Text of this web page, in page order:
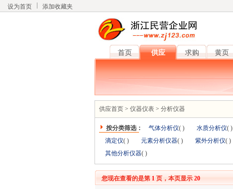
设为首页 添加收藏夹
首页 供应 求购 黄页
供应首页 > 仪器仪表 > 分析仪器
按分类筛选： 气体分析仪( ) 水质分析仪( )
滴定仪( ) 元素分析仪器( ) 紫外分析仪( )
其他分析仪器( )
您现在查看的是第 1 页，本页显示 20